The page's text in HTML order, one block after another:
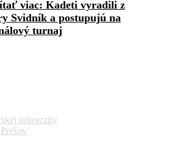
viac: Kadeti vyradili z
Svidník a postupujú na
turnaj
univerzity